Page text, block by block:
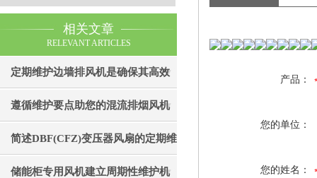
相关文章
RELEVANT ARTICLES
定期维护边墙排风机是确保其高效
通风效果的关键
遵循维护要点助您的混流排烟风机
成为真正“风中卫士”
简述DBF(CFZ)变压器风扇的定期维
护保养步骤
储能柜专用风机建立周期性维护机
产品：
您的单位：
您的姓名：